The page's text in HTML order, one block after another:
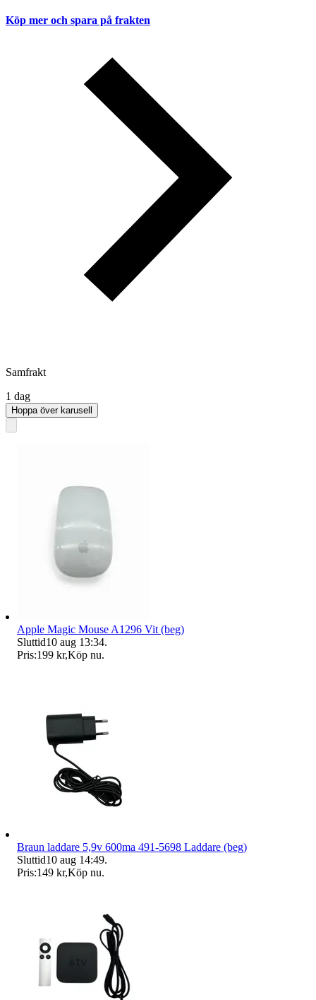
Köp mer och spara på frakten
Samfrakt
1 dag
Hoppa över karusell
Apple Magic Mouse A1296 Vit (beg)
Sluttid10 aug 13:34.
Pris:199 kr,Köp nu.
Braun laddare 5,9v 600ma 491-5698 Laddare (beg)
Sluttid10 aug 14:49.
Pris:149 kr,Köp nu.